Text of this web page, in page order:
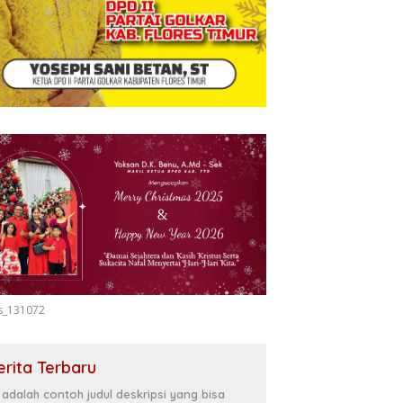
Terbaru
adalah contoh judul deskripsi yang bisa